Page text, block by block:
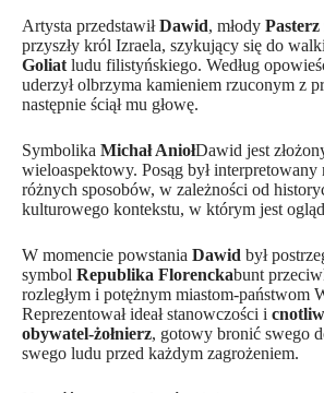
Artysta przedstawiłDawid, młody
przyszły król Izraela, szykujący się do
Goliat ludu filistyńskiego. Według
uderzył olbrzyma kamieniem rzuconym z
następnie ściął mu głowę.
Symbolika Michał AniołDawid jest
wieloaspektowy. Posąg był interpretowany
różnych sposobów, w zależności od
kulturowego kontekstu, w którym jest
W momencie powstania Dawid był
symbol Republika Florenckabunt
rozległym i potężnym miastom-państwom
Reprezentował ideał stanowczości i
obywatel-żołnierz, gotowy bronić swego
swego ludu przed każdym zagrożeniem.